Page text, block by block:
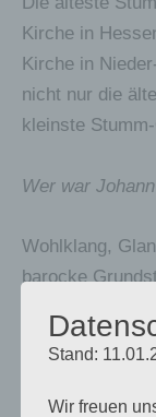
Kirche in
Kirche in
nicht nur die
kleinste
Wer war
Wohlklang,
barocke
Orgelbauers
bis in die
Stand:
Wir freuen